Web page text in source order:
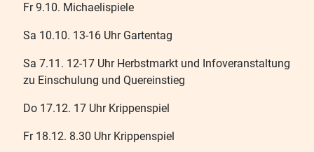
Fr 9.10. Michaelispiele
Sa 10.10. 13-16 Uhr Gartentag
Sa 7.11. 12-17 Uhr Herbstmarkt und Infoveranstaltung
zu Einschulung und Quereinstieg
Do 17.12. 17 Uhr Krippenspiel
Fr 18.12. 8.30 Uhr Krippenspiel